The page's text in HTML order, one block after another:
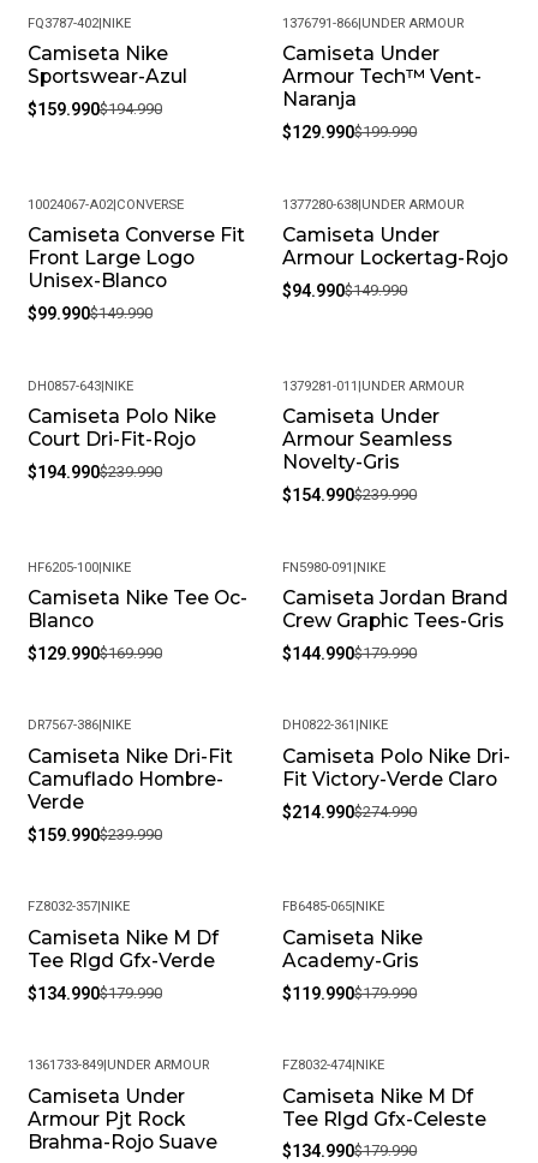
-18%
FQ3787-402|NIKE
Camiseta Nike
Sportswear-Azul
$159.990$194.990
-35%
1376791-866|UNDER ARMOUR
Camiseta Under
Armour Tech™ Vent-
Naranja
$129.990$199.990
-33%
10024067-A02|CONVERSE
Camiseta Converse Fit
Front Large Logo
Unisex-Blanco
$99.990$149.990
-37%
1377280-638|UNDER ARMOUR
Camiseta Under
Armour Lockertag-Rojo
$94.990$149.990
-19%
DH0857-643|NIKE
Camiseta Polo Nike
Court Dri-Fit-Rojo
$194.990$239.990
-35%
1379281-011 |UNDER ARMOUR
Camiseta Under
Armour Seamless
Novelty-Gris
$154.990$239.990
-24%
HF6205-100|NIKE
Camiseta Nike Tee Oc-
Blanco
$129.990$169.990
-19%
FN5980-091 |NIKE
Camiseta Jordan Brand
Crew Graphic Tees-Gris
$144.990$179.990
-33%
DR7567-386| NIKE
Camiseta Nike Dri-Fit
Camuflado Hombre-
Verde
$159.990$239.990
-22%
DH0822-361 NIKE
Camiseta Polo Nike Dri-
Fit Victory-Verde Claro
$214.990$274.990
-25%
FZ8032-357| NIKE
Camiseta Nike M Df
Tee Rlgd Gfx-Verde
$134.990$179.990
-33%
FB6485-065 NIKE
Camiseta Nike
Academy-Gris
$119.990$179.990
-36%
1361733-849| UNDER ARMOUR
Camiseta Under
Armour Pjt Rock
Brahma-Rojo Suave
-25%
FZ8032-474 NIKE
Camiseta Nike M Df
Tee Rlgd Gfx-Celeste
$134.990$179.990